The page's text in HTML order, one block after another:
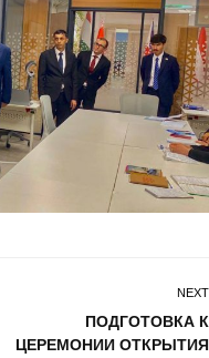
NEXT
ПОДГОТОВКА К
ЦЕРЕМОНИИ ОТКРЫТИЯ